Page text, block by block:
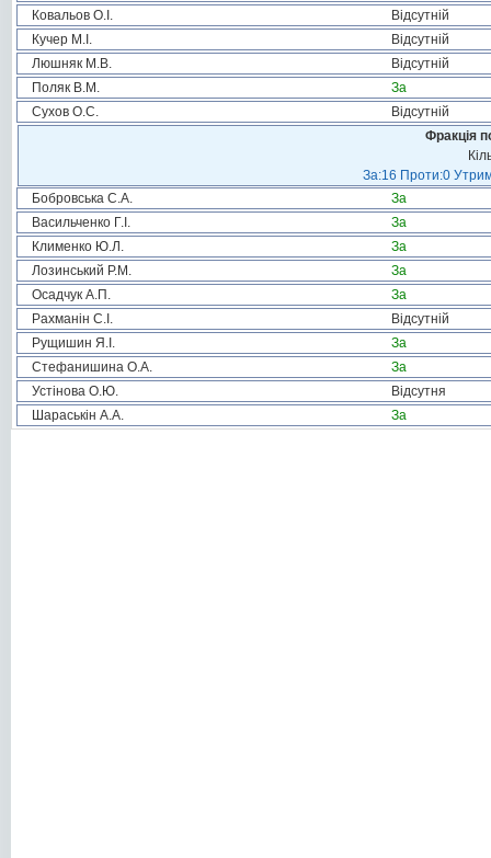
Ковальов О.І.
Відсутній
Кучер М.І.
Відсутній
Люшняк М.В.
Відсутній
Поляк В.М.
За
Сухов О.С.
Відсутній
Фракція
За:16 Проти:0
Бобровська С.А.
За
Васильченко Г.І.
За
Клименко Ю.Л.
За
Лозинський Р.М.
За
Осадчук А.П.
За
Рахманін С.І.
Відсутній
Рущишин Я.І.
За
Стефанишина О.А.
За
Устінова О.Ю.
Відсутня
Шараськін А.А.
За